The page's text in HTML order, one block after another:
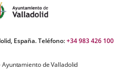
España. Teléfono:+34 983 426 100
Ayuntamiento de Valladolid